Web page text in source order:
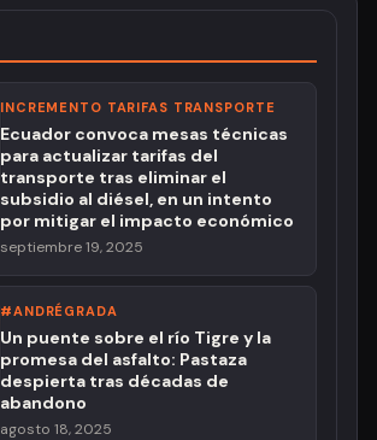
INCREMENTO TARIFAS TRANSPORTE
Ecuador convoca mesas técnicas
para actualizar tarifas del
transporte tras eliminar el
subsidio al diésel, en un intento
por mitigar el impacto económico
septiembre 19, 2025
#ANDRÉGRADA
Un puente sobre el río Tigre y la
promesa del asfalto: Pastaza
despierta tras décadas de
abandono
agosto 18, 2025